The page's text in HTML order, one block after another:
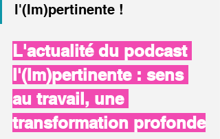
l'(Im)pertinente !
L'actualité du podcast
l'(Im)pertinente : sens
au travail, une
transformation profonde